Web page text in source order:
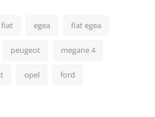
fiat egea fiat egea
peugeot megane 4
opel ford